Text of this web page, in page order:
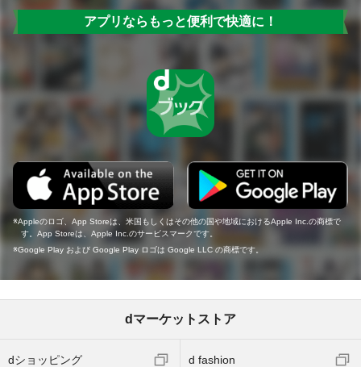
アプリならもっと便利で快適に！
Appleのロゴ、App Storeは、米国もしくはその他の国や地域におけるApple Inc.の商標で
す。App Storeは、Apple Inc.のサービスマークです。
Google Play および Google Play ロゴは Google LLC の商標です。
dマーケットストア
dショッピング d fashion